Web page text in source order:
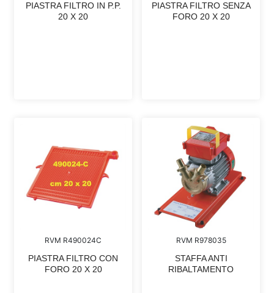
PIASTRA FILTRO IN P.P.
20 X 20
PIASTRA FILTRO SENZA
FORO 20 X 20
RVM R490024C
PIASTRA FILTRO CON
FORO 20 X 20
RVM R978035
STAFFA ANTI
RIBALTAMENTO